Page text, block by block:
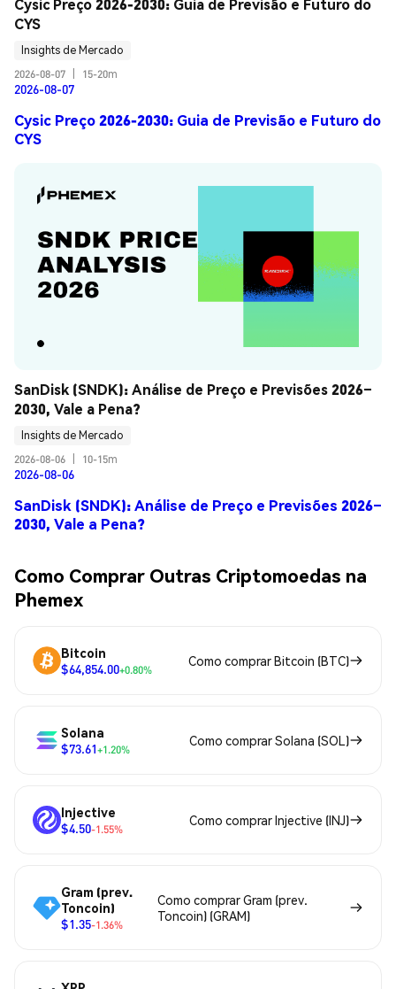
Cysic Preço 2026-2030: Guia de Previsão e Futuro do
CYS
Insights de Mercado
2026-08-07
15-20m
2026-08-07
Cysic Preço 2026-2030: Guia de Previsão e Futuro do
CYS
SanDisk (SNDK): Análise de Preço e Previsões 2026–
2030, Vale a Pena?
Insights de Mercado
2026-08-06
10-15m
2026-08-06
SanDisk (SNDK): Análise de Preço e Previsões 2026–
2030, Vale a Pena?
Como Comprar Outras Criptomoedas na
Phemex
Bitcoin
$64,854.00+0.80%
Como comprar Bitcoin (BTC)
Solana
$73.61+1.20%
Como comprar Solana (SOL)
Injective
$4.50-1.55%
Como comprar Injective (INJ)
Gram (prev.
Toncoin)
$1.35-1.36%
Como comprar Gram (prev.
Toncoin) (GRAM)